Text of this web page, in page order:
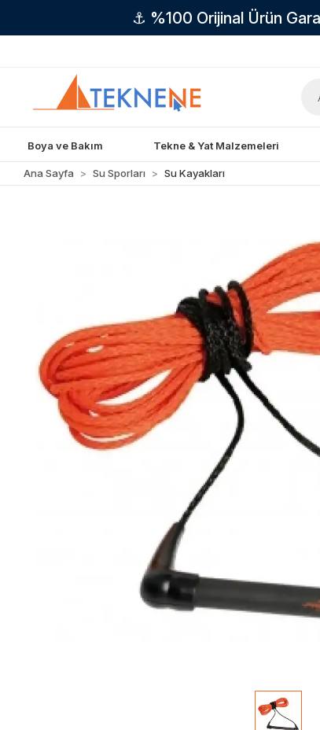
⚓ %100 Orijinal Ürün
Boya ve Bakım Tekne & Yat Malzemeleri
Ana Sayfa Su Sporları Su Kayakları